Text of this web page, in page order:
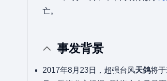
亡。
事发背景
2017年8月23日，超强台风天鸽将